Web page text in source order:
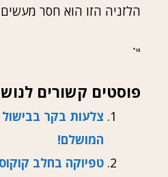
הלזניה הזו הוא חסר
"`
פוסטים קשורים
צלעות בקר
המושלם!
טפיוקה בחלב